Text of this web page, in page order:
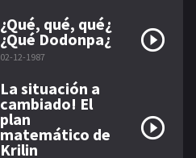
¿Qué, qué, qué¿
¿Qué Dodonpa¿
02-12-1987
La situación a
cambiado! El
plan
matemático de
Krilin